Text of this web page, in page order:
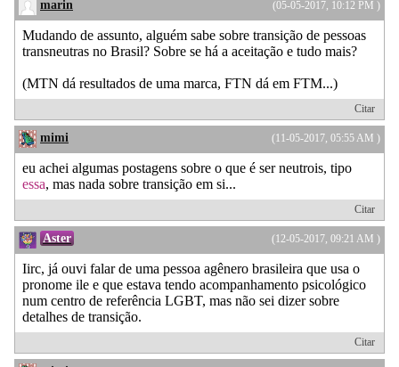
(05-05-2017, 10:12 PM )
marin
Mudando de assunto, alguém sabe sobre transição de pessoas
transneutras no Brasil? Sobre se há a aceitação e tudo mais?
(MTN dá resultados de uma marca, FTN dá em FTM...)
Citar
(11-05-2017, 05:55 AM )
mimi
eu achei algumas postagens sobre o que é ser neutrois, tipo
essa, mas nada sobre transição em si...
Citar
(12-05-2017, 09:21 AM )
Aster
Iirc, já ouvi falar de uma pessoa agênero brasileira que usa o
pronome ile e que estava tendo acompanhamento psicológico
num centro de referência LGBT, mas não sei dizer sobre
detalhes de transição.
Citar